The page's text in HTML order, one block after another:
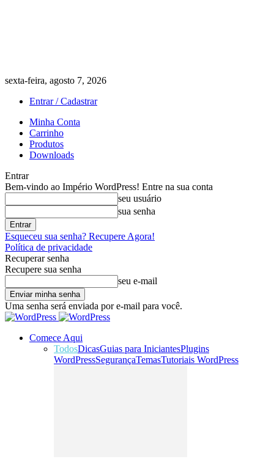
sexta-feira, agosto 7, 2026
Entrar / Cadastrar
Minha Conta
Carrinho
Produtos
Downloads
Entrar
Bem-vindo ao Império WordPress! Entre na sua conta
seu usuário
sua senha
Esqueceu sua senha? Recupere Agora!
Política de privacidade
Recuperar senha
Recupere sua senha
seu e-mail
Uma senha será enviada por e-mail para você.
Comece Aqui
TodosDicasGuias para IniciantesPlugins
WordPressSegurançaTemasTutoriais WordPress